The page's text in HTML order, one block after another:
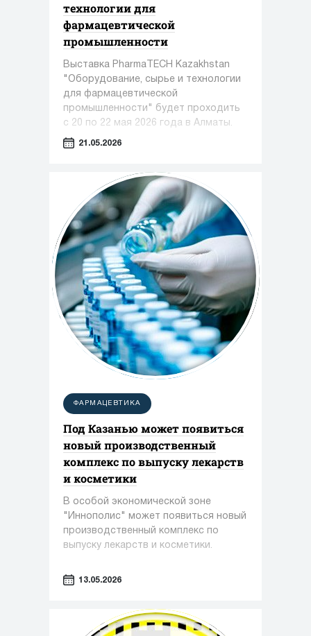
технологии для
фармацевтической
промышленности
Выставка PharmaTECH Kazakhstan
"Оборудование, сырье и технологии
для фармацевтической
промышленности" будет проходить
с 20 по 22 мая 2026 года в Алматы.
21.05.2026
ФАРМАЦЕВТИКА
Под Казанью может появиться
новый производственный
комплекс по выпуску лекарств
и косметики
В особой экономической зоне
"Иннополис" может появиться новый
производственный комплекс по
выпуску лекарств и косметики.
13.05.2026